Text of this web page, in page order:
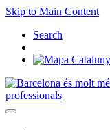
Skip to Main Content
Search
professionals